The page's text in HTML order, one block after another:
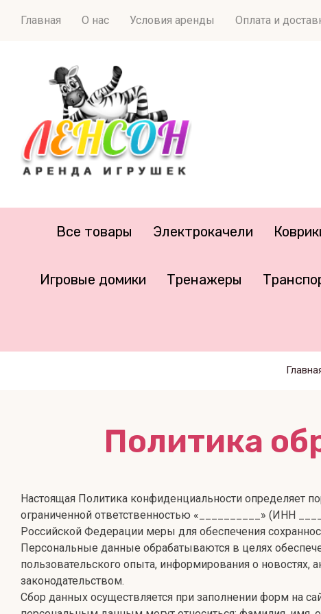
Главная О нас Условия аренды Оплата и
Все товары Электрокачели
Игровые домики Тренажеры
Политика
Настоящая Политика конфиденциальности определяет
ограниченной ответственностью «__________» (ИНН
Российской Федерации меры для обеспечения
Персональные данные обрабатываются в целях
пользовательского опыта, информирования о новостях,
законодательством.
Сбор данных осуществляется при заполнении форм на